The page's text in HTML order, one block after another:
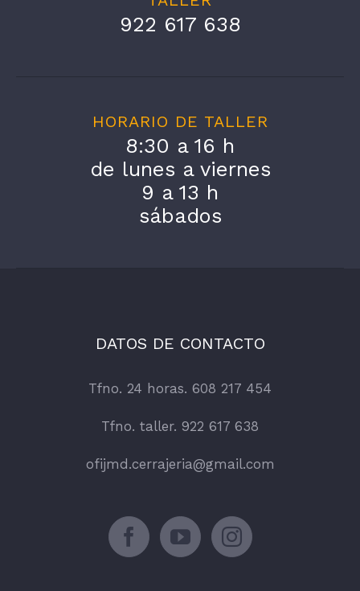
922 617 638
HORARIO DE TALLER
8:30 a 16 h
de lunes a viernes
9 a 13 h
sábados
DATOS DE CONTACTO
Tfno. 24 horas. 608 217 454
Tfno. taller. 922 617 638
ofijmd.cerrajeria@gmail.com